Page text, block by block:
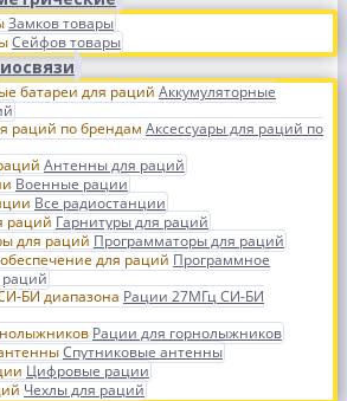
Замков товары
Сейфов товары
Аккумуляторные
Аксессуары для раций по
Антенны для раций
Военные рации
Все радиостанции
Гарнитуры для раций
Программаторы для раций
Программное
раций
Рации 27МГц СИ-БИ
Рации для горнолыжников
Спутниковые антенны
Цифровые рации
Чехлы для раций